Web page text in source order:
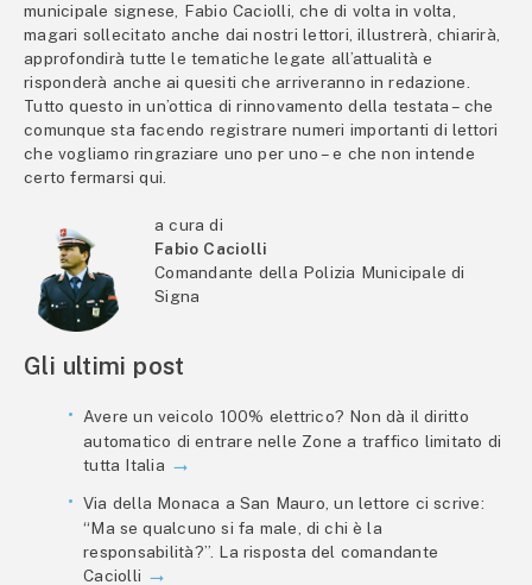
municipale signese, Fabio Caciolli, che di volta in volta,
magari sollecitato anche dai nostri lettori, illustrerà, chiarirà,
approfondirà tutte le tematiche legate all’attualità e
risponderà anche ai quesiti che arriveranno in redazione.
Tutto questo in un’ottica di rinnovamento della testata – che
comunque sta facendo registrare numeri importanti di lettori
che vogliamo ringraziare uno per uno – e che non intende
certo fermarsi qui.
a cura di
Fabio Caciolli
Comandante della Polizia Municipale di
Signa
Gli ultimi post
Avere un veicolo 100% elettrico? Non dà il diritto
automatico di entrare nelle Zone a traffico limitato di
tutta Italia
Via della Monaca a San Mauro, un lettore ci scrive:
“Ma se qualcuno si fa male, di chi è la
responsabilità?”. La risposta del comandante
Caciolli